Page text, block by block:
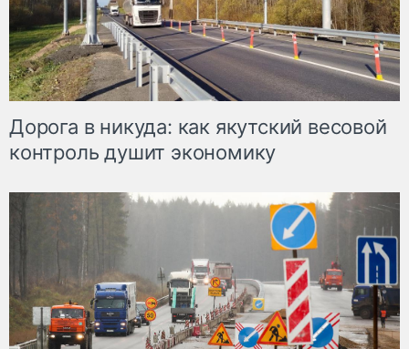
Дорога в никуда: как якутский весовой
контроль душит экономику